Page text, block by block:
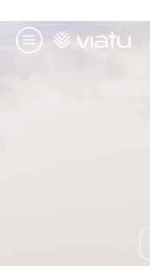
Menu
Homepage